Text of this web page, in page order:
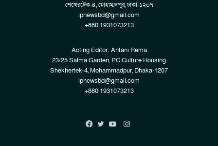
শেখেরটেক-৪, মোহাম্মদপুর, ঢাকা-১২০৭
ipnewsbd@gmail.com
+880 1931073213
Acting Editor: Antani Rema
23/25 Salma Garden, PC Culture Housing
Shekhertek-4, Mohammadpur, Dhaka-1207
ipnewsbd@gmail.com
+880 1931073213
Instagram